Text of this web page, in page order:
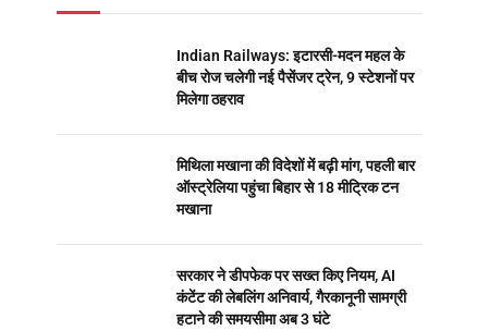
Indian Railways: इटारसी-मदन महल के
बीच रोज चलेगी नई पैसेंजर ट्रेन, 9 स्टेशनों पर
मिलेगा ठहराव
मिथिला मखाना की विदेशों में बढ़ी मांग, पहली बार
ऑस्ट्रेलिया पहुंचा बिहार से 18 मीट्रिक टन
मखाना
सरकार ने डीपफेक पर सख्त किए नियम, AI
कंटेंट की लेबलिंग अनिवार्य, गैरकानूनी सामग्री
हटाने की समयसीमा अब 3 घंटे